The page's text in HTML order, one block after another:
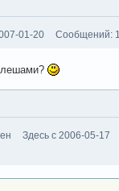
01-20 Сообщений: 1
Здесь с 2006-05-17